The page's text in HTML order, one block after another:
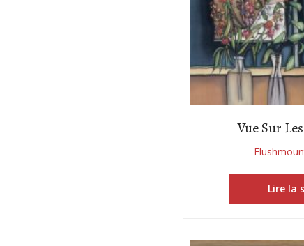
Vue Sur
Lire la